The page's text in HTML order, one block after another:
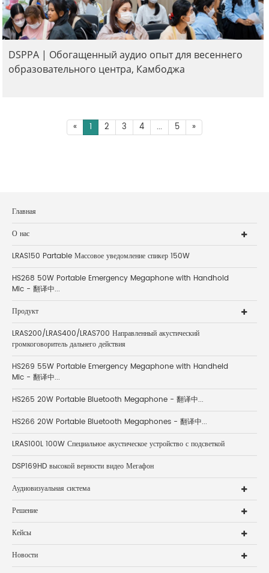
DSPPA | Обогащенный аудио опыт для весеннего
образовательного центра, Камбоджа
« 1 2 3 4 ... 5 »
Главная
О нас
LRAS150 Partable Массовое уведомление спикер 150W
HS268 50W Portable Emergency Megaphone with Handhold
Mic - 翻译中...
Продукт
LRAS200/LRAS400/LRAS700 Направленный акустический
громкоговоритель дальнего действия
HS269 55W Portable Emergency Megaphone with Handheld
Mic - 翻译中...
HS265 20W Portable Bluetooth Megaphone - 翻译中...
HS266 20W Portable Bluetooth Megaphones - 翻译中...
LRAS100L 100W Специальное акустическое устройство с подсветкой
DSP169HD высокой верности видео Мегафон
Аудиовизуальная система
Решение
Кейсы
Новости